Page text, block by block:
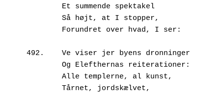
        Et summende spektakel
        Så højt, at I stopper,
        Forundret over hvad, I ser:
492.	Ve viser jer byens dronninger
        Og Elefthernas reiterationer:
        Alle templerne, al kunst,